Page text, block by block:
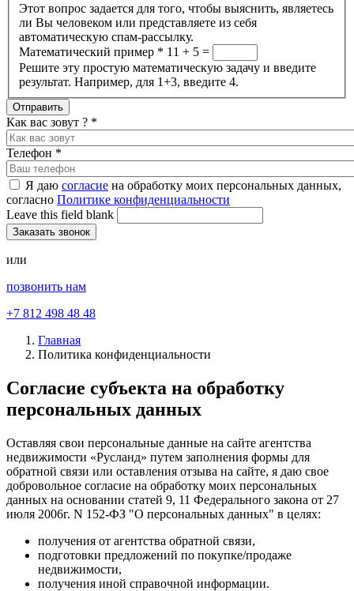
Этот вопрос задается для того, чтобы выяснить, являетесь
ли Вы человеком или представляете из себя
автоматическую спам-рассылку.
Математический пример * 11 + 5 =
Решите эту простую математическую задачу и введите
результат. Например, для 1+3, введите 4.
Как вас зовут ? *
Телефон *
Я даю согласие на обработку моих персональных данных,
согласно Политике конфиденциальности
Leave this field blank
или
позвонить нам
+7 812 498 48 48
Главная
Политика конфиденциальности
Согласие субъекта на обработку
персональных данных
Оставляя свои персональные данные на сайте агентства
недвижимости «Русланд» путем заполнения формы для
обратной связи или оставления отзыва на сайте, я даю свое
добровольное согласие на обработку моих персональных
данных на основании статей 9, 11 Федерального закона от 27
июля 2006г. N 152-ФЗ "О персональных данных" в целях:
получения от агентства обратной связи,
подготовки предложений по покупке/продаже
недвижимости,
получения иной справочной информации.